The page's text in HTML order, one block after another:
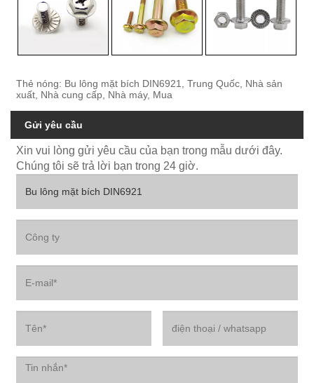
Thẻ nóng: Bu lông mặt bích DIN6921, Trung Quốc, Nhà sản
xuất, Nhà cung cấp, Nhà máy, Mua
Gửi yêu cầu
Xin vui lòng gửi yêu cầu của bạn trong mẫu dưới đây.
Chúng tôi sẽ trả lời bạn trong 24 giờ.